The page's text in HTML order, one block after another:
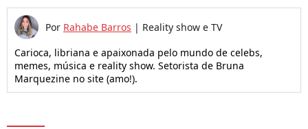
Por Rahabe Barros | Reality show e TV
Carioca, libriana e apaixonada pelo mundo de celebs,
memes, música e reality show. Setorista de Bruna
Marquezine no site (amo!).